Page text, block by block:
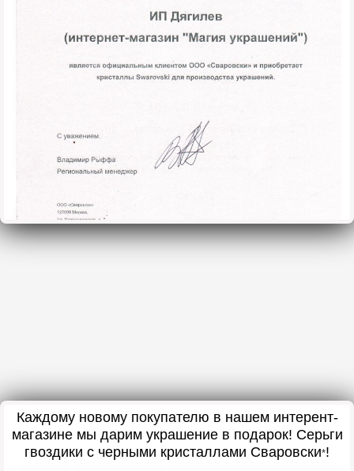
Каждому новому покупателю в нашем интерент-
магазине мы дарим украшение в подарок! Серьги
гвоздики с черными кристаллами Сваровски*!